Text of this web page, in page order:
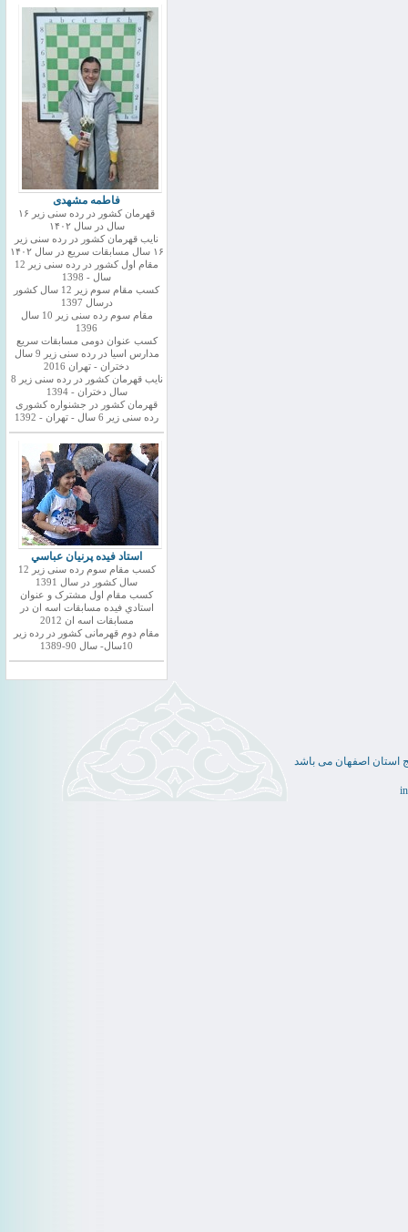
فاطمه مشهدی
قهرمان کشور در رده سنی زیر ۱۶
سال در سال ۱۴۰۲
نایب قهرمان کشور در رده سنی زیر
۱۶ سال مسابقات سریع در سال ۱۴۰۲
مقام اول کشور در رده سنی زیر 12
سال - 1398
کسب مقام سوم زیر 12 سال کشور
درسال 1397
مقام سوم رده سنی زیر 10 سال
1396
کسب عنوان دومی مسابقات سریع
مدارس اسیا در رده سنی زیر 9 سال
دختران - تهران 2016
نایب قهرمان کشور در رده سنی زیر 8
سال دختران - 1394
قهرمان کشور در جشنواره کشوری
رده سنی زیر 6 سال - تهران - 1392
استاد فيده پرنيان عباسي
کسب مقام سوم رده سنی زیر 12
سال کشور در سال 1391
کسب مقام اول مشترک و عنوان
استادي فيده مسابقات اسه ان در
مسابقات اسه ان 2012
مقام دوم قهرمانی کشور در رده زیر
10سال- سال 90-1389
استان اصفهان می باشد